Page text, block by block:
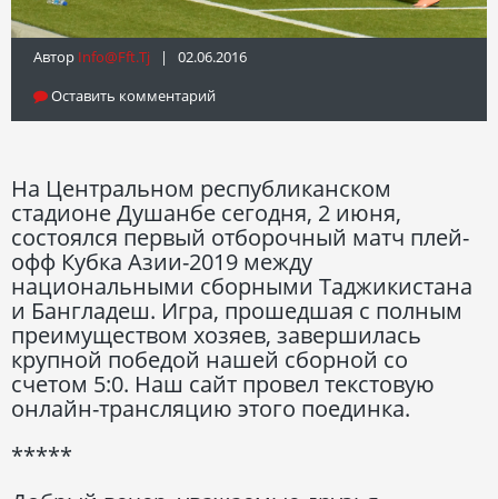
Автор Info@fft.tj | 02.06.2016
Оставить комментарий
На Центральном республиканском
стадионе Душанбе сегодня, 2 июня,
состоялся первый отборочный матч плей-
офф Кубка Азии-2019 между
национальными сборными Таджикистана
и Бангладеш. Игра, прошедшая с полным
преимуществом хозяев, завершилась
крупной победой нашей сборной со
счетом 5:0. Наш сайт провел текстовую
онлайн-трансляцию этого поединка.
*****